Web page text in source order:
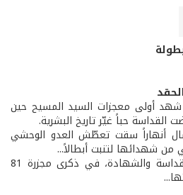
أولى معجزات السيد المسيح حين
القداسة حباً غيّر تاريخ البشرية.
أنهاراً سقت تعطّش العدو الوحشي
من شهدائها لتنبت أبطالاً...
قانا الجليل: الفرح والحزن، القداسة والشهادة، في ذكرى مجزرة 81